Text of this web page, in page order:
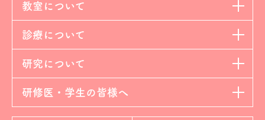
教室について
診療について
研究について
研修医・学生の皆様へ